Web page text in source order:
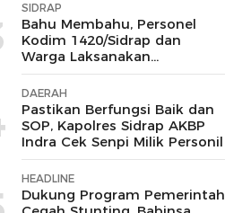
SIDRAP
Bahu Membahu, Personel
Kodim 1420/Sidrap dan
Warga Laksanakan
Pemasangan Besi Bantalan
Lantai Jembatan Beton di
Desa Tana Toro
DAERAH
Pastikan Berfungsi Baik dan
SOP, Kapolres Sidrap AKBP
Indra Cek Senpi Milik Personil
HEADLINE
Dukung Program Pemerintah